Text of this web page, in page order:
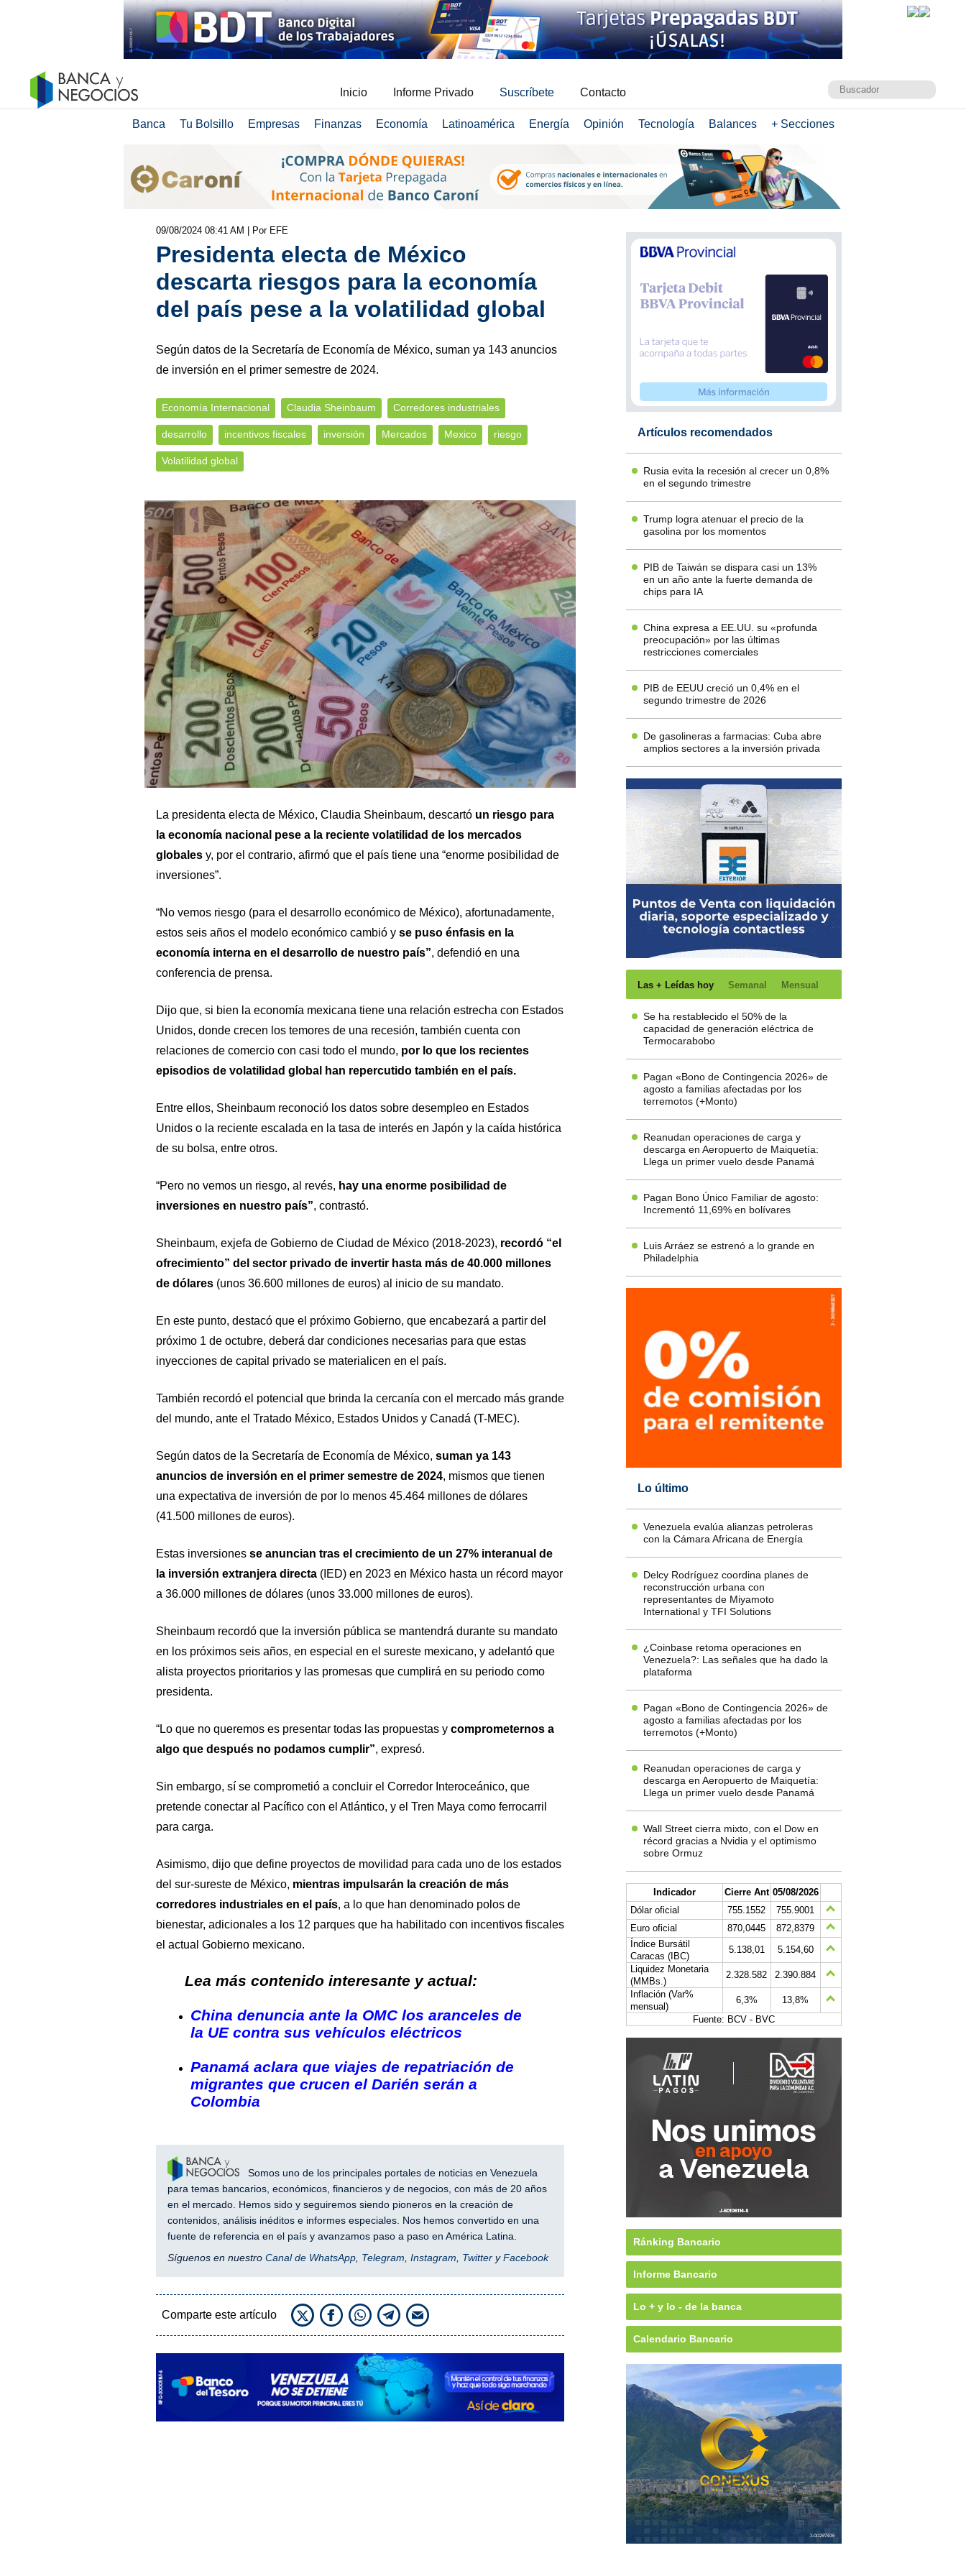
Inicio Informe Privado Suscríbete Contacto
Banca Tu Bolsillo Empresas Finanzas Economía Latinoamérica Energía Opinión Tecnología Balances + Secciones
09/08/2024 08:41 AM | Por EFE
Presidenta electa de México
descarta riesgos para la economía
del país pese a la volatilidad global
Según datos de la Secretaría de Economía de México, suman ya 143 anuncios
de inversión en el primer semestre de 2024.
Economía Internacional Claudia Sheinbaum Corredores industriales
desarrollo incentivos fiscales inversión Mercados Mexico riesgo
Volatilidad global
La presidenta electa de México, Claudia Sheinbaum, descartó un riesgo para
la economía nacional pese a la reciente volatilidad de los mercados
globalesy, por el contrario, afirmó que el país tiene una “enorme posibilidad de
inversiones”.
“No vemos riesgo (para el desarrollo económico de México), afortunadamente,
estos seis años el modelo económico cambió y se puso énfasis en la
economía interna en el desarrollo de nuestro país”, defendió en una
conferencia de prensa.
Dijo que, si bien la economía mexicana tiene una relación estrecha con Estados
Unidos, donde crecen los temores de una recesión, también cuenta con
relaciones de comercio con casi todo el mundo, por lo que los recientes
episodios de volatilidad global han repercutido también en el país.
Entre ellos, Sheinbaum reconoció los datos sobre desempleo en Estados
Unidos o la reciente escalada en la tasa de interés en Japón y la caída histórica
de su bolsa, entre otros.
“Pero no vemos un riesgo, al revés, hay una enorme posibilidad de
inversiones en nuestro país”, contrastó.
Sheinbaum, exjefa de Gobierno de Ciudad de México (2018-2023), recordó “el
ofrecimiento” del sector privado de invertir hasta más de 40.000 millones
de dólares(unos 36.600 millones de euros) al inicio de su mandato.
En este punto, destacó que el próximo Gobierno, que encabezará a partir del
próximo 1 de octubre, deberá dar condiciones necesarias para que estas
inyecciones de capital privado se materialicen en el país.
También recordó el potencial que brinda la cercanía con el mercado más grande
del mundo, ante el Tratado México, Estados Unidos y Canadá (T-MEC).
Según datos de la Secretaría de Economía de México, suman ya 143
anuncios de inversión en el primer semestre de 2024, mismos que tienen
una expectativa de inversión de por lo menos 45.464 millones de dólares
(41.500 millones de euros).
Estas inversiones se anuncian tras el crecimiento de un 27% interanual de
la inversión extranjera directa(IED) en 2023 en México hasta un récord mayor
a 36.000 millones de dólares (unos 33.000 millones de euros).
Sheinbaum recordó que la inversión pública se mantendrá durante su mandato
en los próximos seis años, en especial en el sureste mexicano, y adelantó que
alista proyectos prioritarios y las promesas que cumplirá en su periodo como
presidenta.
“Lo que no queremos es presentar todas las propuestas y comprometernos a
algo que después no podamos cumplir”, expresó.
Sin embargo, sí se comprometió a concluir el Corredor Interoceánico, que
pretende conectar al Pacífico con el Atlántico, y el Tren Maya como ferrocarril
para carga.
Asimismo, dijo que define proyectos de movilidad para cada uno de los estados
del sur-sureste de México, mientras impulsarán la creación de más
corredores industriales en el país, a lo que han denominado polos de
bienestar, adicionales a los 12 parques que ha habilitado con incentivos fiscales
el actual Gobierno mexicano.
Lea más contenido interesante y actual:
China denuncia ante la OMC los aranceles de
la UE contra sus vehículos eléctricos
Panamá aclara que viajes de repatriación de
migrantes que crucen el Darién serán a
Colombia
Somos uno de los principales portales de noticias en Venezuela
para temas bancarios, económicos, financieros y de negocios, con más de 20 años
en el mercado. Hemos sido y seguiremos siendo pioneros en la creación de
contenidos, análisis inéditos e informes especiales. Nos hemos convertido en una
fuente de referencia en el país y avanzamos paso a paso en América Latina.
Síguenos en nuestro Canal de WhatsApp, Telegram, Instagram, TwitteryFacebook
Comparte este artículo
Artículos recomendados
Rusia evita la recesión al crecer un 0,8%
en el segundo trimestre
Trump logra atenuar el precio de la
gasolina por los momentos
PIB de Taiwán se dispara casi un 13%
en un año ante la fuerte demanda de
chips para IA
China expresa a EE.UU. su «profunda
preocupación» por las últimas
restricciones comerciales
PIB de EEUU creció un 0,4% en el
segundo trimestre de 2026
De gasolineras a farmacias: Cuba abre
amplios sectores a la inversión privada
Las + Leídas hoy Semanal Mensual
Se ha restablecido el 50% de la
capacidad de generación eléctrica de
Termocarabobo
Pagan «Bono de Contingencia 2026» de
agosto a familias afectadas por los
terremotos (+Monto)
Reanudan operaciones de carga y
descarga en Aeropuerto de Maiquetía:
Llega un primer vuelo desde Panamá
Pagan Bono Único Familiar de agosto:
Incrementó 11,69% en bolívares
Luis Arráez se estrenó a lo grande en
Philadelphia
Lo último
Venezuela evalúa alianzas petroleras
con la Cámara Africana de Energía
Delcy Rodríguez coordina planes de
reconstrucción urbana con
representantes de Miyamoto
International y TFI Solutions
¿Coinbase retoma operaciones en
Venezuela?: Las señales que ha dado la
plataforma
Pagan «Bono de Contingencia 2026» de
agosto a familias afectadas por los
terremotos (+Monto)
Reanudan operaciones de carga y
descarga en Aeropuerto de Maiquetía:
Llega un primer vuelo desde Panamá
Wall Street cierra mixto, con el Dow en
récord gracias a Nvidia y el optimismo
sobre Ormuz
Indicador Cierre Ant 05/08/2026
Dólar oficial
755.1552
755.9001
Euro oficial
870,0445
872,8379
Índice Bursátil
Caracas (IBC)
5.138,01
5.154,60
Liquidez Monetaria
(MMBs.)
2.328.582
2.390.884
Inflación (Var%
mensual)
6,3%
13,8%
Fuente: BCV - BVC
Ránking Bancario
Informe Bancario
Lo + y lo - de la banca
Calendario Bancario